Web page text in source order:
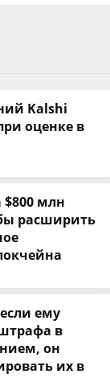
Kalshi
оценке в
$800 млн
расширить
ему
в
он
их в